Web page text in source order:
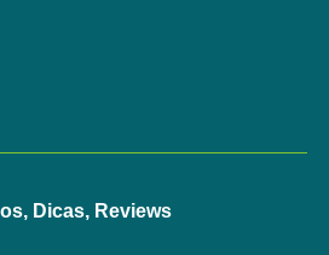
Dicas, Reviews